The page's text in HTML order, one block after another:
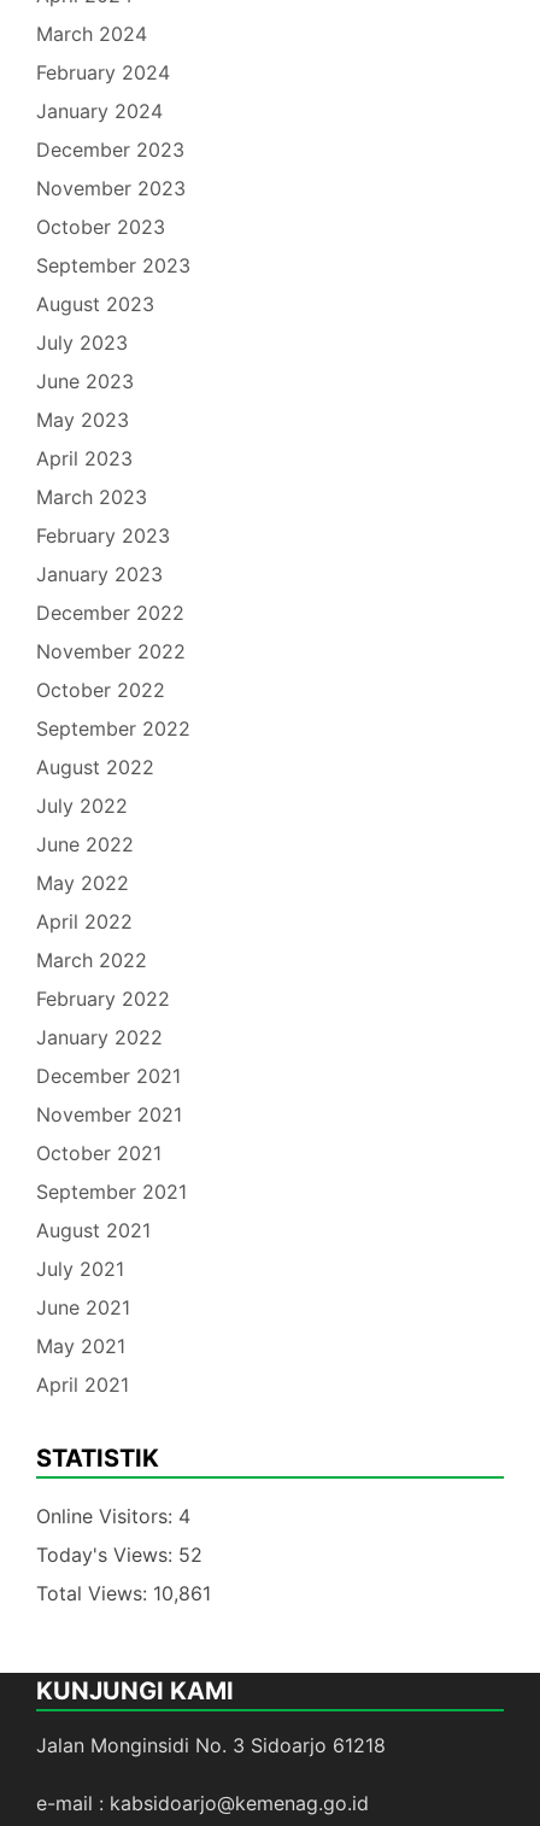
March 2024
February 2024
January 2024
December 2023
November 2023
October 2023
September 2023
August 2023
July 2023
June 2023
May 2023
April 2023
March 2023
February 2023
January 2023
December 2022
November 2022
October 2022
September 2022
August 2022
July 2022
June 2022
May 2022
April 2022
March 2022
February 2022
January 2022
December 2021
November 2021
October 2021
September 2021
August 2021
July 2021
June 2021
May 2021
April 2021
STATISTIK
Online Visitors: 4
Today's Views: 52
Total Views: 10,861
KUNJUNGI KAMI
Jalan Monginsidi No. 3 Sidoarjo 61218
e-mail : kabsidoarjo@kemenag.go.id